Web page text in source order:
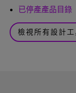
已停產產品目錄
檢視所有設計工